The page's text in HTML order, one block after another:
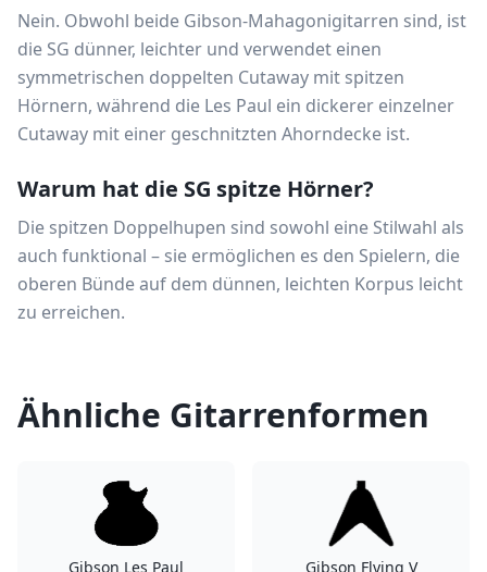
Nein. Obwohl beide Gibson-Mahagonigitarren sind, ist
die SG dünner, leichter und verwendet einen
symmetrischen doppelten Cutaway mit spitzen
Hörnern, während die Les Paul ein dickerer einzelner
Cutaway mit einer geschnitzten Ahorndecke ist.
Warum hat die SG spitze Hörner?
Die spitzen Doppelhupen sind sowohl eine Stilwahl als
auch funktional – sie ermöglichen es den Spielern, die
oberen Bünde auf dem dünnen, leichten Korpus leicht
zu erreichen.
Ähnliche Gitarrenformen
Gibson Les Paul Gibson Flying V